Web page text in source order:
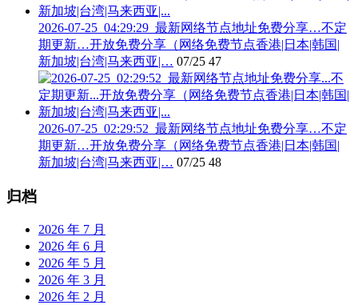
2026-07-25_04:29:29_最新网络节点地址免费分享…不定
期更新…开放免费分享（网络免费节点香港|日本|韩国|
新加坡|台湾|马来西亚|… 07/25 47
2026-07-25_02:29:52_最新网络节点地址免费分享…不定
期更新…开放免费分享（网络免费节点香港|日本|韩国|
新加坡|台湾|马来西亚|… 07/25 48
归档
2026 年 7 月
2026 年 6 月
2026 年 5 月
2026 年 3 月
2026 年 2 月